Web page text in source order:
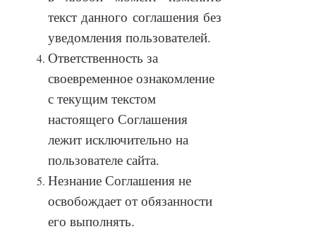
текст данного соглашения без
уведомления пользователей.
Ответственность за
своевременное ознакомление
с текущим текстом
настоящего Соглашения
лежит исключительно на
пользователе сайта.
Незнание Соглашения не
освобождает от обязанности
его выполнять.